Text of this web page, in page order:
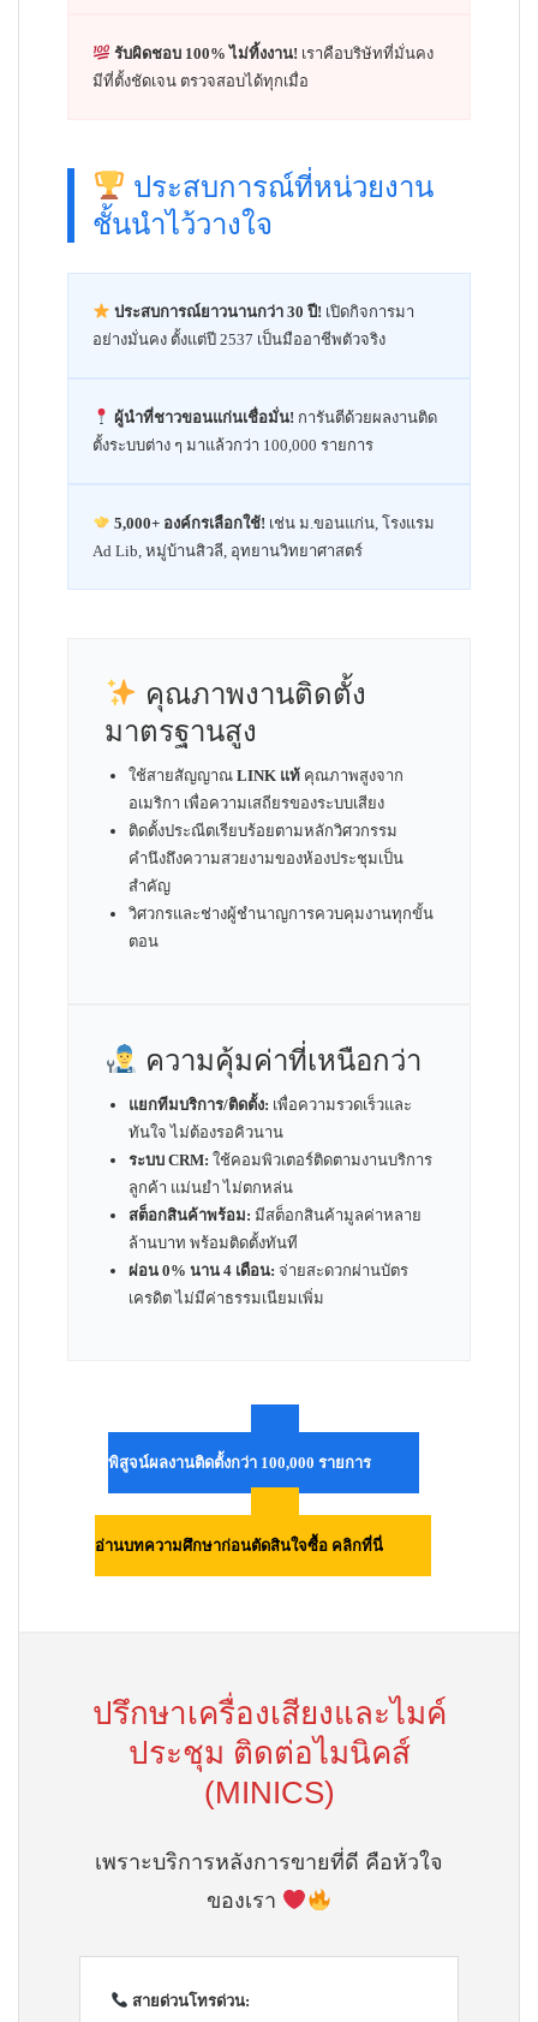
รับผิดชอบ 100% ไม่ทิ้งงาน! เราคือบริษัทที่มั่นคง
มีที่ตั้งชัดเจน ตรวจสอบได้ทุกเมื่อ
ประสบการณ์ที่หน่วยงาน
ชั้นนำไว้วางใจ
ประสบการณ์ยาวนานกว่า 30 ปี! เปิดกิจการมา
อย่างมั่นคง ตั้งแต่ปี 2537 เป็นมืออาชีพตัวจริง
ผู้นำที่ชาวขอนแก่นเชื่อมั่น! การันตีด้วยผลงานติด
ตั้งระบบต่าง ๆ มาแล้วกว่า 100,000 รายการ
5,000+ องค์กรเลือกใช้! เช่น ม.ขอนแก่น, โรงแรม
Ad Lib, หมู่บ้านสิวลี, อุทยานวิทยาศาสตร์
คุณภาพงานติดตั้ง
มาตรฐานสูง
ใช้สายสัญญาณ LINK แท้ คุณภาพสูงจาก
อเมริกา เพื่อความเสถียรของระบบเสียง
ติดตั้งประณีตเรียบร้อยตามหลักวิศวกรรม
คำนึงถึงความสวยงามของห้องประชุมเป็น
สำคัญ
วิศวกรและช่างผู้ชำนาญการควบคุมงานทุกขั้น
ตอน
ความคุ้มค่าที่เหนือกว่า
แยกทีมบริการ/ติดตั้ง: เพื่อความรวดเร็วและ
ทันใจ ไม่ต้องรอคิวนาน
ระบบ CRM: ใช้คอมพิวเตอร์ติดตามงานบริการ
ลูกค้า แม่นยำ ไม่ตกหล่น
สต็อกสินค้าพร้อม: มีสต็อกสินค้ามูลค่าหลาย
ล้านบาท พร้อมติดตั้งทันที
ผ่อน 0% นาน 4 เดือน: จ่ายสะดวกผ่านบัตร
เครดิต ไม่มีค่าธรรมเนียมเพิ่ม
พิสูจน์ผลงานติดตั้งกว่า 100,000 รายการ
อ่านบทความศึกษาก่อนตัดสินใจซื้อ คลิกที่นี่
ปรึกษาเครื่องเสียงและไมค์
ประชุม ติดต่อไมนิคส์
(MINICS)
เพราะบริการหลังการขายที่ดี คือหัวใจ
ของเรา
สายด่วนโทรด่วน: